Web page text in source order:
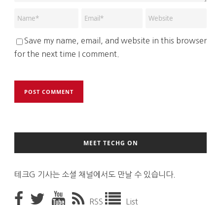
Save my name, email, and website in this browser
for the next time I comment.
MEET TECHG ON
테크G 기사는 소셜 채널에서도 만날 수 있습니다.
RSS List